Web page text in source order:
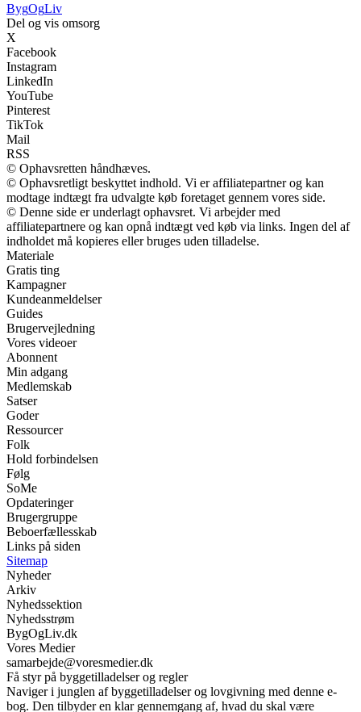
BygOgLiv
Del og vis omsorg
X
Facebook
Instagram
LinkedIn
YouTube
Pinterest
TikTok
Mail
RSS
© Ophavsretten håndhæves.
© Ophavsretligt beskyttet indhold. Vi er affiliatepartner og kan
modtage indtægt fra udvalgte køb foretaget gennem vores side.
© Denne side er underlagt ophavsret. Vi arbejder med
affiliatepartnere og kan opnå indtægt ved køb via links. Ingen del af
indholdet må kopieres eller bruges uden tilladelse.
Materiale
Gratis ting
Kampagner
Kundeanmeldelser
Guides
Brugervejledning
Vores videoer
Abonnent
Min adgang
Medlemskab
Satser
Goder
Ressourcer
Folk
Hold forbindelsen
Følg
SoMe
Opdateringer
Brugergruppe
Beboerfællesskab
Links på siden
Sitemap
Nyheder
Arkiv
Nyhedssektion
Nyhedsstrøm
BygOgLiv.dk
Vores Medier
samarbejde@voresmedier.dk
Få styr på byggetilladelser og regler
Naviger i junglen af byggetilladelser og lovgivning med denne e-
bog. Den tilbyder en klar gennemgang af, hvad du skal være